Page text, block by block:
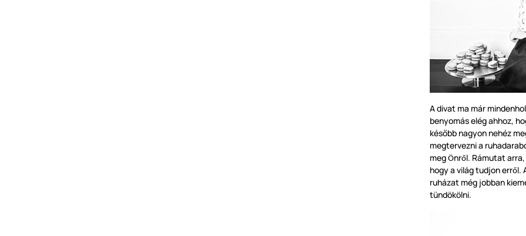
A divat ma már
benyomás elég ahhoz,
később nagyon nehéz
megtervezni a
meg Önről. Rámutat
hogy a világ tudjon erről.
ruházat még jobban
tündökölni.